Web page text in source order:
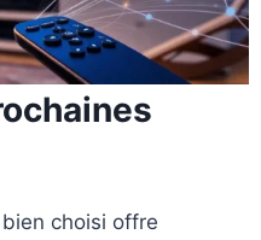
choisi offre